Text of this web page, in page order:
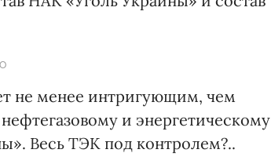
не менее интригующим, чем
и энергетическому
Весь ТЭК под контролем?..